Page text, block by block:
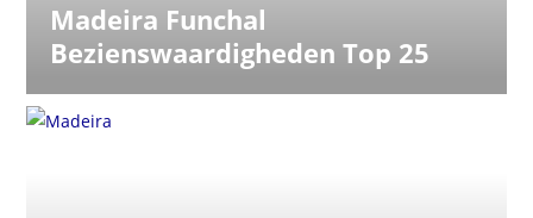
Madeira Funchal
Bezienswaardigheden Top 25